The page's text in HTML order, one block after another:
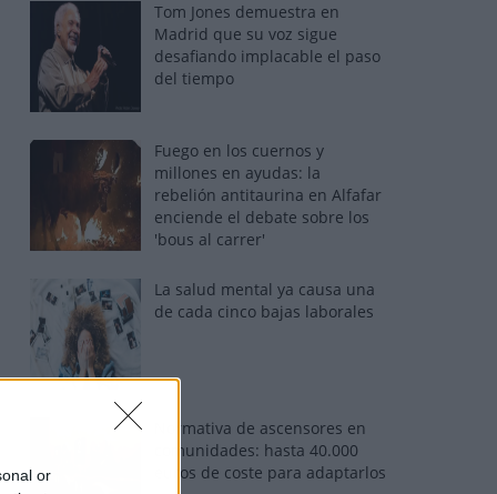
or
Tom Jones demuestra en
Madrid que su voz sigue
desafiando implacable el paso
del tiempo
Fuego en los cuernos y
millones en ayudas: la
rebelión antitaurina en Alfafar
enciende el debate sobre los
'bous al carrer'
La salud mental ya causa una
de cada cinco bajas laborales
Normativa de ascensores en
comunidades: hasta 40.000
euros de coste para adaptarlos